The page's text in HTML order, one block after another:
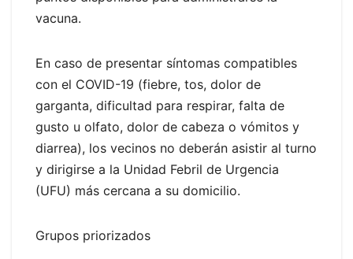
vacuna.
En caso de presentar síntomas compatibles
con el COVID-19 (fiebre, tos, dolor de
garganta, dificultad para respirar, falta de
gusto u olfato, dolor de cabeza o vómitos y
diarrea), los vecinos no deberán asistir al turno
y dirigirse a la Unidad Febril de Urgencia
(UFU) más cercana a su domicilio.
Grupos priorizados